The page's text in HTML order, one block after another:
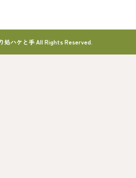
ハケと手 All Rights Reserved.